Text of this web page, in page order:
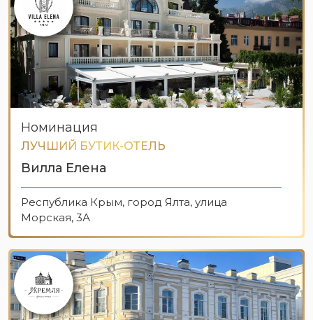
Номинация
ЛУЧШИЙ БУТИК-ОТЕЛЬ
Вилла Елена
Республика Крым, город Ялта, улица
Морская, 3А